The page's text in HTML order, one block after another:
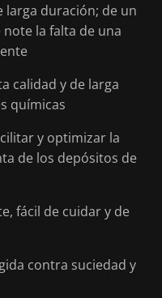
larga duración; de un
la falta de una
calidad y de larga
químicas
y optimizar la
de los depósitos de
fácil de cuidar y de
contra suciedad y